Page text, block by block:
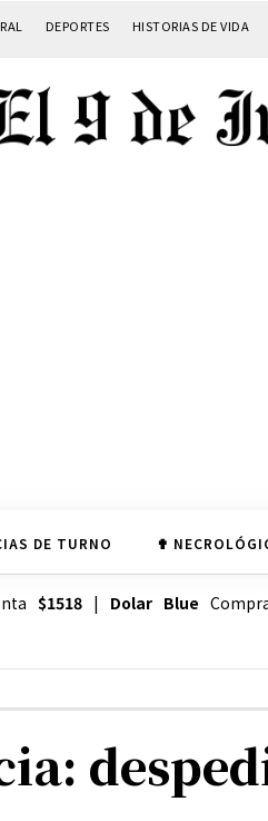
DEPORTES HISTORIAS DE VIDA
DE TURNO ✟
$1518| Dolar Blue